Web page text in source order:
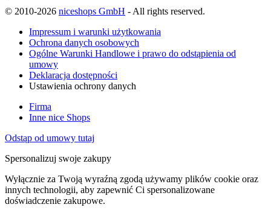
© 2010-2026 niceshops GmbH - All rights reserved.
Impressum i warunki użytkowania
Ochrona danych osobowych
Ogólne Warunki Handlowe i prawo do odstąpienia od
umowy
Deklaracja dostępności
Ustawienia ochrony danych
Firma
Inne nice Shops
Odstąp od umowy tutaj
Spersonalizuj swoje zakupy
Wyłącznie za Twoją wyraźną zgodą używamy plików cookie oraz
innych technologii, aby zapewnić Ci spersonalizowane
doświadczenie zakupowe.